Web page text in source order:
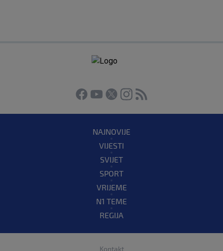
NAJNOVIJE
VIJESTI
SVIJET
SPORT
VRIJEME
N1 TEME
REGIJA
Kontakt